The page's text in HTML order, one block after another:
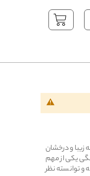
YOUR CART
زیبا و درخشان
یکی از مهم
توانسته نظر